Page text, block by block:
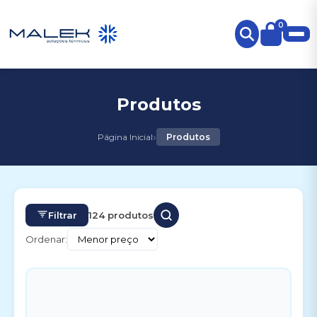
0
Produtos
Página Inicial› Produtos
Filtrar 124 produtos
Ordenar: